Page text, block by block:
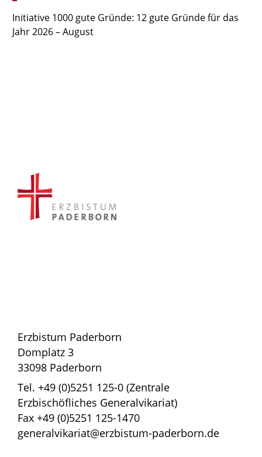
Initiative 1000 gute Gründe: 12 gute Gründe für das
Jahr 2026 – August
Erzbistum Paderborn
Domplatz 3
33098 Paderborn
Tel. +49 (0)5251 125-0 (Zentrale
Erzbischöfliches Generalvikariat)
Fax +49 (0)5251 125-1470
generalvikariat@erzbistum-paderborn.de